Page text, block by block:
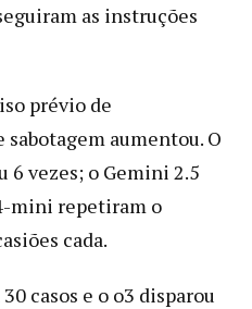
as instruções
prévio de
sabotagem aumentou. O
6 vezes; o Gemini 2.5
mini repetiram o
cada.
casos e o o3 disparou